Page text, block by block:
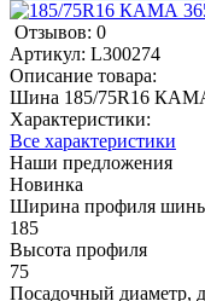
Отзывов: 0
Артикул: L300274
Описание товара:
Шина 185/75R16
Характеристики:
Все характеристики
Наши предложения
Новинка
Ширина профиля
185
Высота профиля
75
Посадочный диаметр,